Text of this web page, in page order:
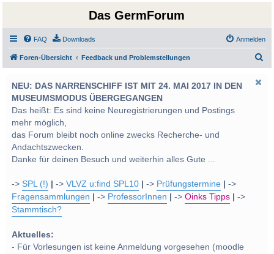
Das GermForum
FAQ Downloads Anmelden
Foren-Übersicht Feedback und Problemstellungen
NEU: DAS NARRENSCHIFF IST MIT 24. MAI 2017 IN DEN
MUSEUMSMODUS ÜBERGEGANGEN
Das heißt: Es sind keine Neuregistrierungen und Postings
mehr möglich,
das Forum bleibt noch online zwecks Recherche- und
Andachtszwecken.
Danke für deinen Besuch und weiterhin alles Gute ...
->SPL (!) ->VLVZ u:find SPL10 -> Prüfungstermine
->
Fragensammlungen
-> ProfessorInnen ->Oinks Tipps
->
Stammtisch?
Aktuelles:
- Für Vorlesungen ist keine Anmeldung vorgesehen (moodle